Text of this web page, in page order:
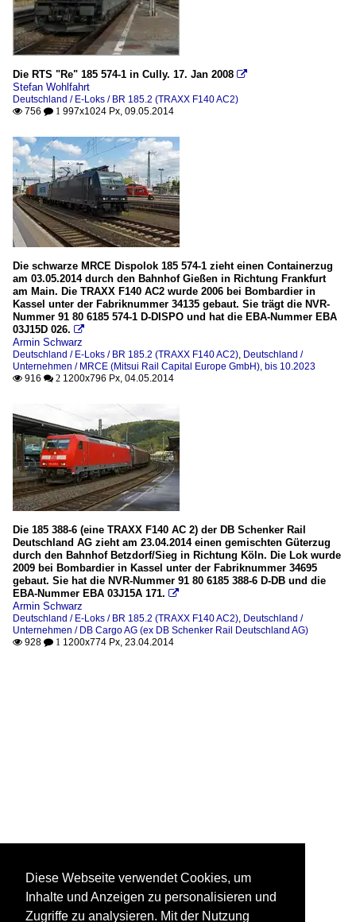
Die RTS "Re" 185 574-1 in Cully. 17. Jan 2008 
Stefan Wohlfahrt
Deutschland / E-Loks / BR 185.2 (TRAXX F140 AC2)
 756  1 997x1024 Px, 09.05.2014
Die schwarze MRCE Dispolok 185 574-1 zieht einen Containerzug
am 03.05.2014 durch den Bahnhof Gießen in Richtung Frankfurt
am Main. Die TRAXX F140 AC2 wurde 2006 bei Bombardier in
Kassel unter der Fabriknummer 34135 gebaut. Sie trägt die NVR-
Nummer 91 80 6185 574-1 D-DISPO und hat die EBA-Nummer EBA
03J15D 026. 
Armin Schwarz
Deutschland / E-Loks / BR 185.2 (TRAXX F140 AC2) Deutschland /
Unternehmen / MRCE (Mitsui Rail Capital Europe GmbH), bis 10.2023
 916  2 1200x796 Px, 04.05.2014
Die 185 388-6 (eine TRAXX F140 AC 2) der DB Schenker Rail
Deutschland AG zieht am 23.04.2014 einen gemischten Güterzug
durch den Bahnhof Betzdorf/Sieg in Richtung Köln. Die Lok wurde
2009 bei Bombardier in Kassel unter der Fabriknummer 34695
gebaut. Sie hat die NVR-Nummer 91 80 6185 388-6 D-DB und die
EBA-Nummer EBA 03J15A 171. 
Armin Schwarz
Deutschland / E-Loks / BR 185.2 (TRAXX F140 AC2) Deutschland /
Unternehmen / DB Cargo AG (ex DB Schenker Rail Deutschland AG)
 928  1 1200x774 Px, 23.04.2014
Diese Webseite verwendet Cookies, um
Inhalte und Anzeigen zu personalisieren und
Zugriffe zu analysieren. Mit der Nutzung